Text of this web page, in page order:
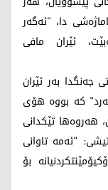
دا، "ئەگەر
ئێران مافی
جەنگدا بەر ئێران
کە بووە هۆی
بێتاوان، هەروەها تێکدانی
"ئەمە تاوانی
بۆ